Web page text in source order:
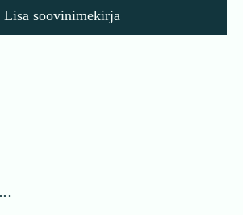
Lisa soovinimekirja